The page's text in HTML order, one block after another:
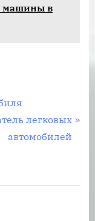
машины в
легковых
автомобилей